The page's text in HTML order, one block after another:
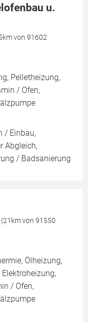
u.
von 91602
Pelletheizung,
/ Ofen,
/ Einbau,
Abgleich,
/ Badsanierung
von 91550
Ölheizung,
/ Ofen,